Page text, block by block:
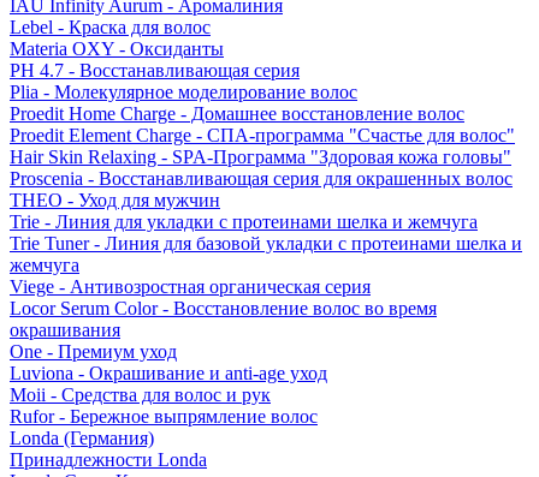
IAU Infinity Aurum - Аромалиния
Lebel - Краска для волос
Materia OXY - Оксиданты
PH 4.7 - Восстанавливающая серия
Plia - Молекулярное моделирование волос
Proedit Home Charge - Домашнее восстановление волос
Proedit Element Charge - СПА-программа "Счастье для волос"
Hair Skin Relaxing - SPA-Программа "Здоровая кожа головы"
Proscenia - Восстанавливающая серия для окрашенных волос
THEO - Уход для мужчин
Trie - Линия для укладки с протеинами шелка и жемчуга
Trie Tuner - Линия для базовой укладки с протеинами шелка и
жемчуга
Viege - Антивозростная органическая серия
Locor Serum Color - Восстановление волос во время
окрашивания
One - Премиум уход
Luviona - Окрашивание и anti-age уход
Moii - Средства для волос и рук
Rufor - Бережное выпрямление волос
Londa (Германия)
Принадлежности Londa